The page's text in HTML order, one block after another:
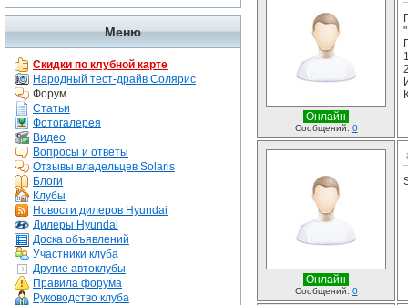
Меню
Скидки по клубной карте
Народный тест-драйв Солярис
Форум
Статьи
Фотогалерея
Видео
Вопросы и ответы
Отзывы владельцев Solaris
Блоги
Клубы
Новости дилеров Hyundai
Дилеры Hyundai
Доска объявлений
Участники клуба
Другие автоклубы
Правила форума
Руководство клуба
Онлайн
Сообщений: 0
Онлайн
Сообщений: 0